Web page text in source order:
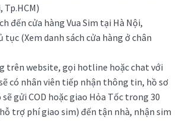
Tp.HCM)
đến cửa hàng Vua Sim tại Hà Nội,
tục (Xem danh sách cửa hàng ở chân
trên website, gọi hotline hoặc chat với
có nhân viên tiếp nhận thông tin, hồ sơ
gửi COD hoặc giao Hỏa Tốc trong 30
trợ phí giao sim) đến tận nhà, nhận sim